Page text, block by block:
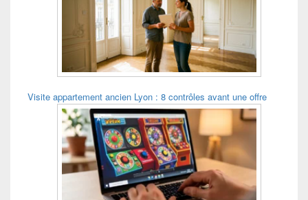
Visite appartement ancien Lyon : 8 contrôles avant une offre